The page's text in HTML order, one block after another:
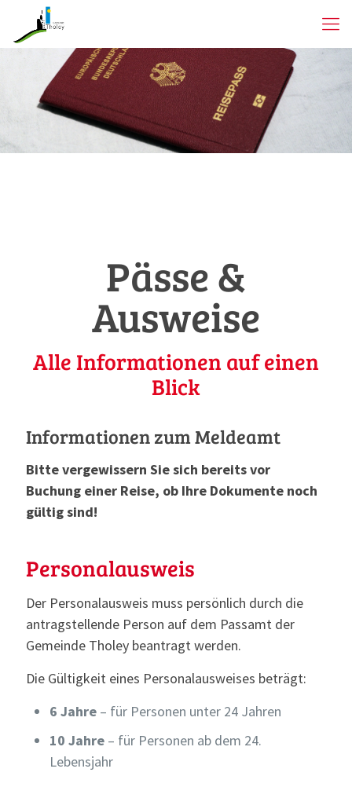
Pässe &
Ausweise
Alle Informationen auf einen
Blick
Informationen zum Meldeamt
Bitte vergewissern Sie sich bereits vor
Buchung einer Reise, ob Ihre Dokumente noch
gültig sind!
Personalausweis
Der Personalausweis muss persönlich durch die
antragstellende Person auf dem Passamt der
Gemeinde Tholey beantragt werden.
Die Gültigkeit eines Personalausweises beträgt:
6 Jahre – für Personen unter 24 Jahren
10 Jahre – für Personen ab dem 24.
Lebensjahr